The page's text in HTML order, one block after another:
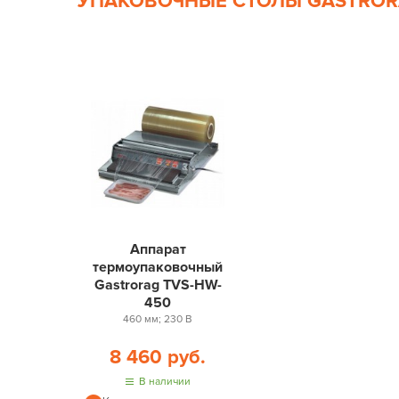
Аппарат
термоупаковочный
Gastrorag TVS-HW-
450
460 мм; 230 В
8 460 руб.
В наличии